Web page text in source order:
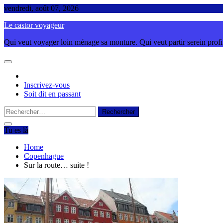
Skip
content
vendredi, août 07, 2026
Le castor voyageur
Qui veut voyager loin ménage sa monture. Qui veut partir serein
Inscrivez-vous
Soit dit en passant
Rechercher :
Tu es là
Home
Copenhague
Sur la route… suite !